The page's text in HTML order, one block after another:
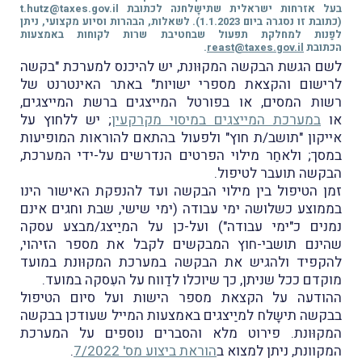
בעל אזרחות ישראלית שתישָלחנה לכתובת t.hutz@taxes.gov.il
(כתובת זו נסגרה ביום 1.1.2023). לשאלות, הבהרות וסיוע מקצועי, ניתן
לפַנות למחלקת תפעול שבחטיבת שרות לקוחות באמצעות
הכתובת reast@taxes.gov.il
.
לשם הגשת הבקשה המקוּונת, יש להיכנס למערכת "בקשה
לרישום והקצאת מספרי ישויות" באתר האינטרנט של
רשות המסים, או בפורטל המייצגים ברשת המייצגים,
או במערכת המייצגים במיסוי מקרקעין; יש ללחוץ על
אייקון "תושב/ת חוץ" ולפעול בהתאם להוראות המופיעות
במסך; ולאחַר מילוי הפרטים הנדרשים על-ידי המערכת,
הבקשה תועבר לטיפול.
זמן הטיפול בין מילוי הבקשה ועד להנפקת האישור הינו
בממוצע כשלושה ימי עבודה (ימי שישי, שבת וחגים אינם
נמנים כ"ימי עבודה") ועל-כן על המיַיצג/מבצע עסקה
שהינם תושבי-חוץ המבקשים לקבל את מספר הזיהוי,
להקפיד ולהגיש את הבקשה במערכת המקוּונת במועד
מוקדם ככל שניתן, כך שיוכלו לדַווח על העִסקה במועד.
ההודעה על הקצאת מספר הישות ועל סיום הטיפול
בבקשה תישָלח למיַיצגים באמצעות המייל שעודכן בבקשה
המקוּונת. פירוט מלא והסברים נוספים על המערכת
המקוונת, ניתן למצוא בהוראת ביצוע מס' 7/2022
.